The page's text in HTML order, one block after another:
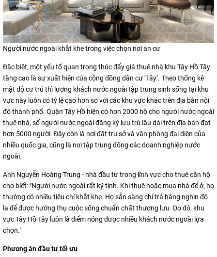
Người nước ngoài khắt khe trong việc chọn nơi an cư
Đặc biệt, một yếu tố quan trọng thúc đẩy giá thuê nhà khu Tây Hồ Tây
tăng cao là sự xuất hiện của cộng đồng dân cư ‘Tây’. Theo thống kê
mật độ cư trú thì lượng khách nước ngoài tập trung sinh sống tại khu
vực này luôn có tỷ lệ cao hơn so với các khu vực khác trên địa bàn nội
đô thành phố. Quận Tây Hồ hiện có hơn 2000 hộ cho người nước ngoài
thuê nhà, số người nước ngoài đăng ký lưu trú lâu dài trên địa bàn đạt
hơn 5000 người. Đây còn là nơi đặt trụ sở và văn phòng đại diện của
nhiều quốc gia, cũng là nơi tập trung đông các doanh nghiệp nước
ngoài.
Anh Nguyễn Hoàng Trung - nhà đầu tư trong lĩnh vực cho thuê căn hộ
cho biết: "Người nước ngoài rất kỹ tính. Khi thuê hoặc mua nhà để ở, họ
thường có nhiều tiêu chí khắt khe. Họ sẵn sàng chi trả hàng nghìn đô
la để được hưởng thụ cuộc sống chuẩn chất thượng lưu. Do đó, khu
vực Tây Hồ Tây luôn là điểm nóng được nhiều khách nước ngoài lựa
chọn."
Phương án đầu tư tối ưu